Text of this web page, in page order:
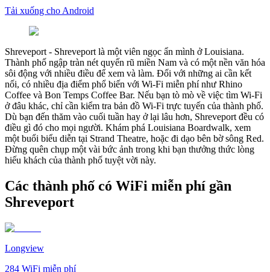
Tải xuống cho Android
Shreveport - Shreveport là một viên ngọc ẩn mình ở Louisiana.
Thành phố ngập tràn nét quyến rũ miền Nam và có một nền văn hóa
sôi động với nhiều điều để xem và làm. Đối với những ai cần kết
nối, có nhiều địa điểm phổ biến với Wi-Fi miễn phí như Rhino
Coffee và Bon Temps Coffee Bar. Nếu bạn tò mò về việc tìm Wi-Fi
ở đâu khác, chỉ cần kiểm tra bản đồ Wi-Fi trực tuyến của thành phố.
Dù bạn đến thăm vào cuối tuần hay ở lại lâu hơn, Shreveport đều có
điều gì đó cho mọi người. Khám phá Louisiana Boardwalk, xem
một buổi biểu diễn tại Strand Theatre, hoặc đi dạo bên bờ sông Red.
Đừng quên chụp một vài bức ảnh trong khi bạn thưởng thức lòng
hiếu khách của thành phố tuyệt vời này.
Các thành phố có WiFi miễn phí gần
Shreveport
Longview
284 WiFi miễn phí